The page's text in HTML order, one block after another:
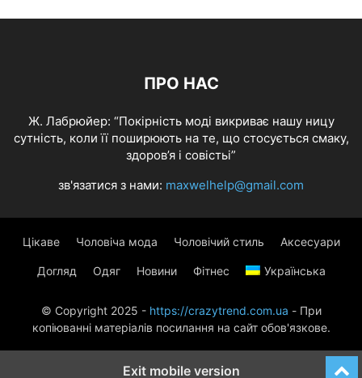
ПРО НАС
Ж. Лабрюйер: “Покірність моді викриває нашу ницу
сутність, коли її поширюють на те, що стосується смаку,
здоров’я і совістьі”
зв'язатися з нами: maxwelhelp@gmail.com
Цікаве Чоловіча мода Чоловічий стиль Аксесуари
Догляд Одяг Новини Фітнес Українська
© Copyright 2025 - https://crazytrend.com.ua - При
копіюванні матеріалів посилання на сайт обов'язкове.
Exit mobile version